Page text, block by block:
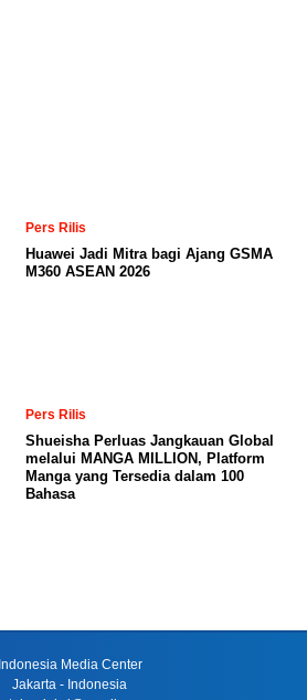
Pers Rilis
Huawei Jadi Mitra bagi Ajang GSMA
M360 ASEAN 2026
Pers Rilis
Shueisha Perluas Jangkauan Global
melalui MANGA MILLION, Platform
Manga yang Tersedia dalam 100
Bahasa
Indonesia Media Center
Jakarta - Indonesia